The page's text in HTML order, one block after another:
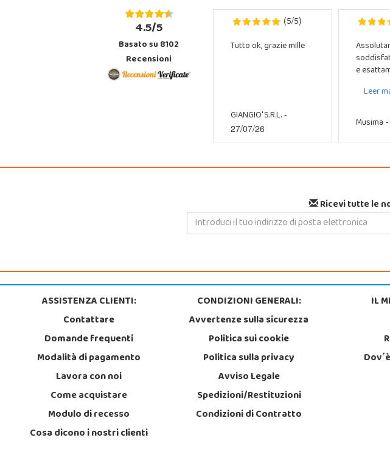
4.5/5
Basato su 8102
Recensioni
(5/5)
Tutto ok, grazie mille
GIANGIO' S.R.L.-
27/07/26
e
Leer
Musima
Ricevi tutte le
ASSISTENZA CLIENTI:
Contattare
Domande frequenti
Modalità di pagamento
Lavora con noi
Come acquistare
Modulo di recesso
Cosa dicono i nostri clienti
CONDIZIONI GENERALI:
Avvertenze sulla sicurezza
Politica sui cookie
Politica sulla privacy
Avviso Legale
Spedizioni/Restituzioni
Condizioni di Contratto
IL